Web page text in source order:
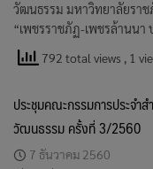
วัฒนธรรม มหาวิทยาลัยราช
“เพชรราชภัฏ-เพชรล้านนา
792 total views , 1
ประชุมคณะกรรมการประจำ
วัฒนธรรม ครั้งที่ 3/2560
7 ธันวาคม 2560